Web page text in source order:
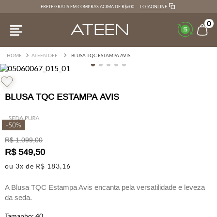
FRETE GRÁTIS EM COMPRAS ACIMA DE R$600 LOJAONLINE
0
ATEEN OFF BLUSA TQC ESTAMPA AVIS
BLUSA TQC ESTAMPA AVIS
-50%
R$ 1.099,00
R$ 549,50
ou 3x de R$ 183,16
A Blusa TQC Estampa Avis encanta pela versatilidade e leveza
da seda.